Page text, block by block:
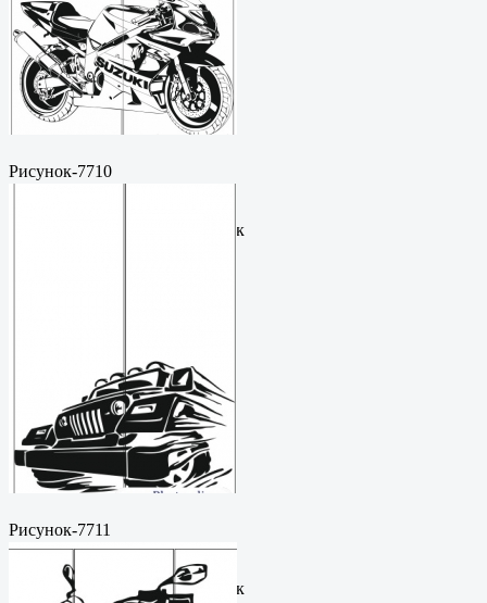
Рисунок-7710
руб.Метки: векторный рисунок
Рисунок-7711
Пескоструйный
рисунокФормат: cdrЦена: 200
руб.Метки: векторный рисунок